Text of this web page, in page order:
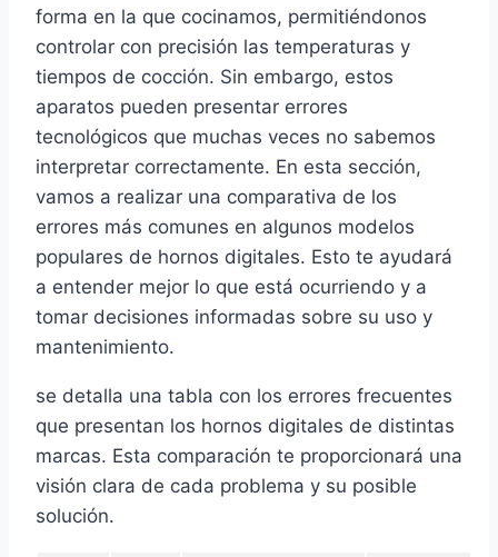
forma en la que cocinamos, permitiéndonos
controlar con precisión las temperaturas y
tiempos de cocción. Sin embargo, estos
aparatos pueden presentar errores
tecnológicos que muchas veces no sabemos
interpretar correctamente. En esta sección,
vamos a realizar una comparativa de los
errores más comunes en algunos modelos
populares de hornos digitales. Esto te ayudará
a entender mejor lo que está ocurriendo y a
tomar decisiones informadas sobre su uso y
mantenimiento.
se detalla una tabla con los errores frecuentes
que presentan los hornos digitales de distintas
marcas. Esta comparación te proporcionará una
visión clara de cada problema y su posible
solución.